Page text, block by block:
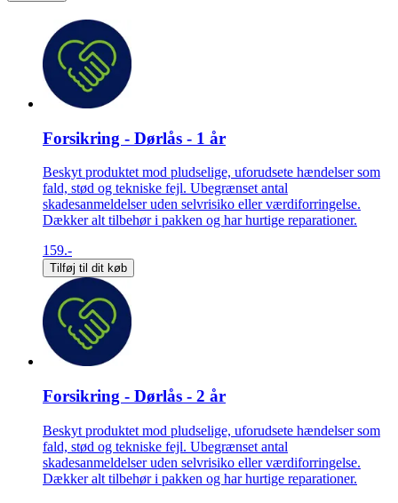
Forsikring - Dørlås - 1 år
Beskyt produktet mod pludselige, uforudsete hændelser som
fald, stød og tekniske fejl. Ubegrænset antal
skadesanmeldelser uden selvrisiko eller værdiforringelse.
Dækker alt tilbehør i pakken og har hurtige reparationer.
159.-
Tilføj til dit køb
Forsikring - Dørlås - 2 år
Beskyt produktet mod pludselige, uforudsete hændelser som
fald, stød og tekniske fejl. Ubegrænset antal
skadesanmeldelser uden selvrisiko eller værdiforringelse.
Dækker alt tilbehør i pakken og har hurtige reparationer.